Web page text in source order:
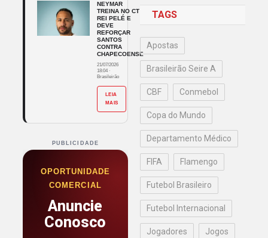
NEYMAR
TREINA NO CT
REI PELÉ E
DEVE
REFORÇAR
SANTOS
CONTRA
CHAPECOENSE
21/07/2026
18:04 ·
Brasileirão
LEIA
MAIS
PUBLICIDADE
OPORTUNIDADE
COMERCIAL
Anuncie
Conosco
TAGS
Apostas
Brasileirão Seire A
CBF Conmebol
Copa do Mundo
Departamento Médico
FIFA Flamengo
Futebol Brasileiro
Futebol Internacional
Jogadores Jogos